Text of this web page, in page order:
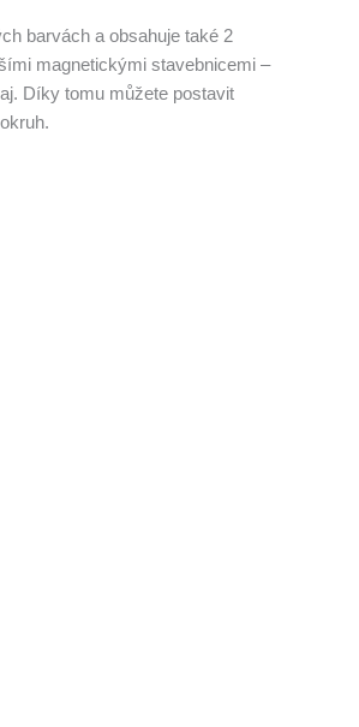
barvách a obsahuje také 2
magnetickými stavebnicemi –
aj. Díky tomu můžete postavit